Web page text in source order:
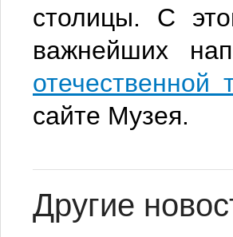
столицы. С
важнейших
отечественной
сайте Музея.
Другие